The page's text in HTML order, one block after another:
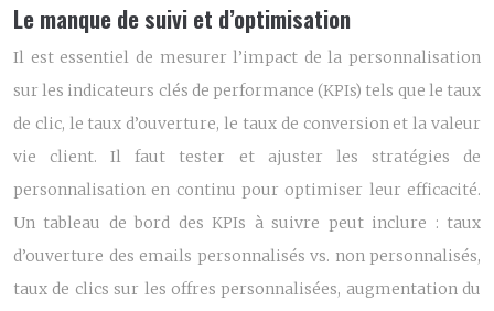
Le manque de suivi et d’optimisation
Il est essentiel de mesurer l’impact de la personnalisation
sur les indicateurs clés de performance (KPIs) tels que le taux
de clic, le taux d’ouverture, le taux de conversion et la valeur
vie client. Il faut tester et ajuster les stratégies de
personnalisation en continu pour optimiser leur efficacité.
Un tableau de bord des KPIs à suivre peut inclure : taux
d’ouverture des emails personnalisés vs. non personnalisés,
taux de clics sur les offres personnalisées, augmentation du